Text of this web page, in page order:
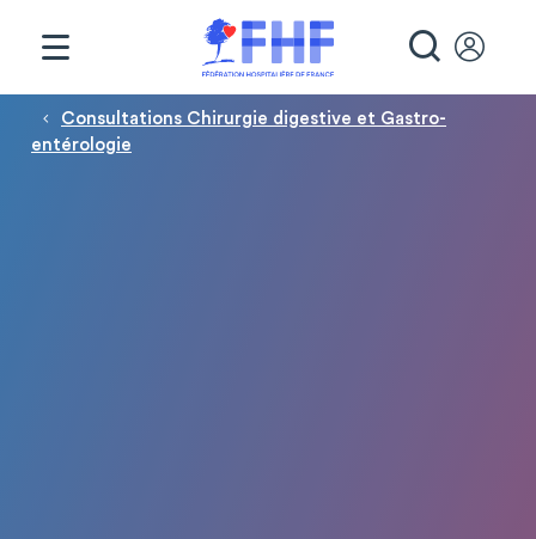
Fil d'Ariane
Consultations Chirurgie digestive et Gastro-
entérologie
Panneau de gestion des cookies